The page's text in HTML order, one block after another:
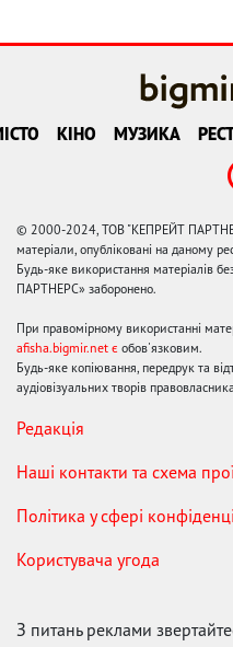
КІНО МУЗИКА
© 2000-2024, ТОВ "КЕПРЕЙТ
матеріали, опубліковані на даному
Будь-яке використання матеріалів
ПАРТНЕРС» заборонено.
При правомірному використанні
afisha.bigmir.net є обов'язковим.
Будь-яке копіювання, передрук та
аудіовізуальних творів
Редакція
Наші контакти та схема
Політика у сфері
Користувача угода
З питань реклами